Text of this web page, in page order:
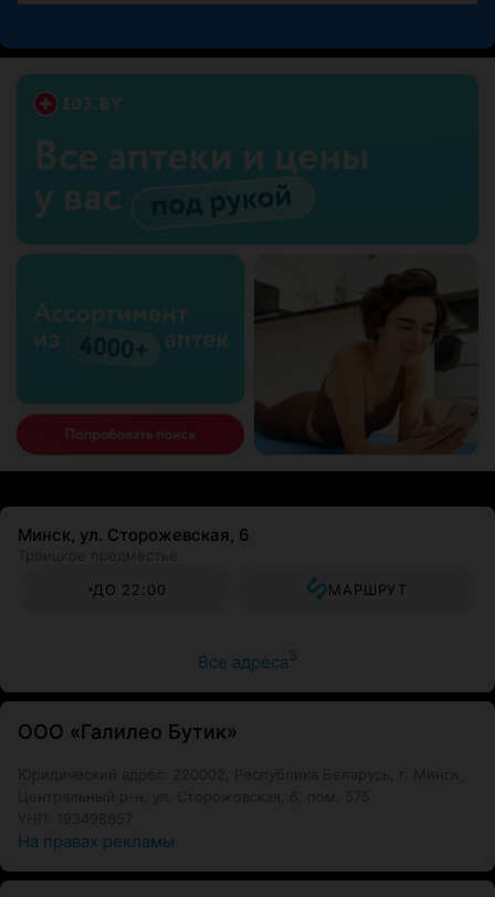
Минск, ул. Сторожевская, 6
ДО 22:00
МАРШРУТ
Все адреса3
ООО «Галилео Бутик»
На правах рекламы